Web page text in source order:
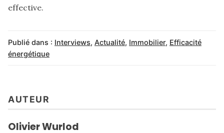
effective.
Publié dans : Interviews, Actualité, Immobilier, Efficacité
énergétique
AUTEUR
Olivier Wurlod